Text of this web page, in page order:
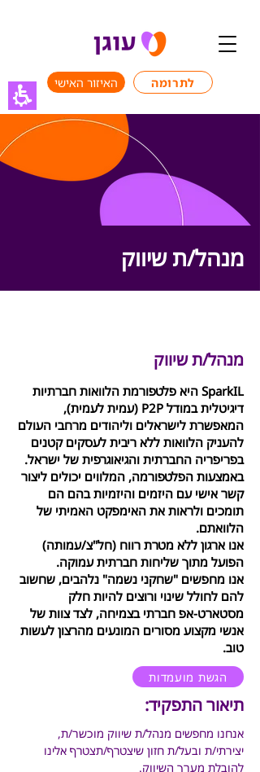
האיזור האישי לתרומה
מנהל/ת שיווק
מנהל/ת שיווק
SparkIL היא פלטפורמת הלוואות חברתיות
דיגיטלית במודל P2P (עמית לעמית),
המאפשרת לישראלים וליהודים מרחבי העולם
להעניק הלוואות ללא ריבית לעסקים קטנים
בפריפריה החברתית והגיאוגרפית של ישראל.
באמצעות הפלטפורמה, המלווים יכולים ליצור
קשר אישי עם היזמים והיזמיות בהם הם
תומכים ולראות את האימפקט האמיתי של
הלוואתם.
אנו ארגון ללא מטרת רווח (חל"צ/עמותה)
הפועל מתוך שליחות חברתית עמוקה.
אנו מחפשים "שחקני נשמה" נלהבים, שחשוב
להם לחולל שינוי ורוצים להיות חלק
מסטארט-אפ חברתי בצמיחה, לצד צוות של
אנשי מקצוע מסורים המונעים מהרצון לעשות
טוב.
הגשת מועמדות
תיאור התפקיד:
אנחנו מחפשים מנהל/ת שיווק מוכשר/ת,
יצירתי/ת ובעל/ת חזון שיצטרף/תצטרף אלינו
להובלת מערך השיווק.